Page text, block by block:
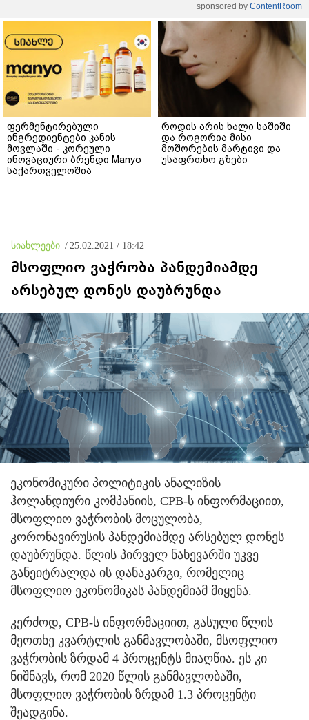
sponsored by ContentRoom
ფერმენტირებული
ინგრედიენტები კანის
მოვლაში - კორეული
ინოვაციური ბრენდი Manyo
საქართველოშია
როდის არის ხალი საშიში
და როგორია მისი
მოშორების მარტივი და
უსაფრთხო გზები
სიახლეები / 25.02.2021 / 18:42
მსოფლიო ვაჭრობა პანდემიამდე
არსებულ დონეს დაუბრუნდა
ეკონომიკური პოლიტიკის ანალიზის
ჰოლანდიური კომპანიის, CPB-ს ინფორმაციით,
მსოფლიო ვაჭრობის მოცულობა,
კორონავირუსის პანდემიამდე არსებულ დონეს
დაუბრუნდა. წლის პირველ ნახევარში უკვე
განეიტრალდა ის დანაკარგი, რომელიც
მსოფლიო ეკონომიკას პანდემიამ მიყენა.
კერძოდ, CPB-ს ინფორმაციით, გასული წლის
მეოთხე კვარტლის განმავლობაში, მსოფლიო
ვაჭრობის ზრდამ 4 პროცენტს მიაღწია. ეს კი
ნიშნავს, რომ 2020 წლის განმავლობაში,
მსოფლიო ვაჭრობის ზრდამ 1.3 პროცენტი
შეადგინა.